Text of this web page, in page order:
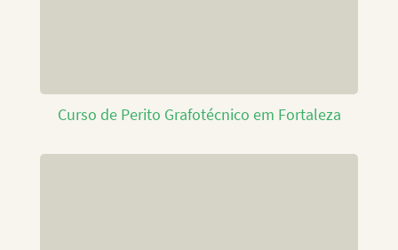
Curso de Perito Grafotécnico em Fortaleza